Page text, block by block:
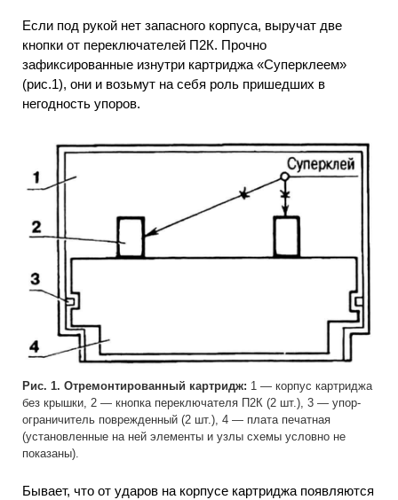
Если под рукой нет запасного корпуса, выручат две
кнопки от переключателей П2К. Прочно
зафиксированные изнутри картриджа «Суперклеем»
(рис.1), они и возьмут на себя роль пришедших в
негодность упоров.
Рис. 1. Отремонтированный картридж: 1 — корпус картриджа
без крышки, 2 — кнопка переключателя П2К (2 шт.), 3 — упор-
ограничитель поврежденный (2 шт.), 4 — плата печатная
(установленные на ней элементы и узлы схемы условно не
показаны).
Бывает, что от ударов на корпусе картриджа появляются